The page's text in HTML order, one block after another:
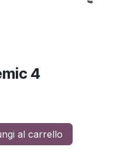
4
al carrello